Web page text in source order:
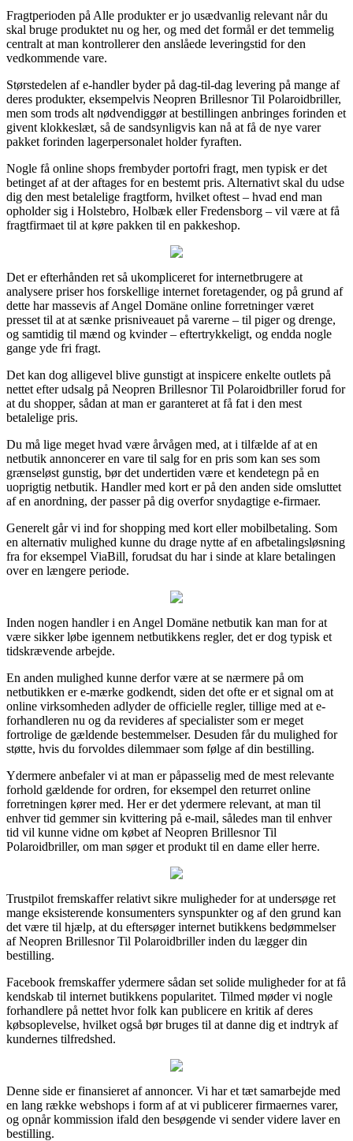
Fragtperioden på Alle produkter er jo usædvanlig relevant når du
skal bruge produktet nu og her, og med det formål er det temmelig
centralt at man kontrollerer den anslåede leveringstid for den
vedkommende vare.
Størstedelen af e-handler byder på dag-til-dag levering på mange af
deres produkter, eksempelvis Neopren Brillesnor Til Polaroidbriller,
men som trods alt nødvendiggør at bestillingen anbringes forinden et
givent klokkeslæt, så de sandsynligvis kan nå at få de nye varer
pakket forinden lagerpersonalet holder fyraften.
Nogle få online shops frembyder portofri fragt, men typisk er det
betinget af at der aftages for en bestemt pris. Alternativt skal du udse
dig den mest betalelige fragtform, hvilket oftest – hvad end man
opholder sig i Holstebro, Holbæk eller Fredensborg – vil være at få
fragtfirmaet til at køre pakken til en pakkeshop.
Det er efterhånden ret så ukompliceret for internetbrugere at
analysere priser hos forskellige internet foretagender, og på grund af
dette har massevis af Angel Domäne online forretninger været
presset til at at sænke prisniveauet på varerne – til piger og drenge,
og samtidig til mænd og kvinder – eftertrykkeligt, og endda nogle
gange yde fri fragt.
Det kan dog alligevel blive gunstigt at inspicere enkelte outlets på
nettet efter udsalg på Neopren Brillesnor Til Polaroidbriller forud for
at du shopper, sådan at man er garanteret at få fat i den mest
betalelige pris.
Du må lige meget hvad være årvågen med, at i tilfælde af at en
netbutik annoncerer en vare til salg for en pris som kan ses som
grænseløst gunstig, bør det undertiden være et kendetegn på en
uoprigtig netbutik. Handler med kort er på den anden side omsluttet
af en anordning, der passer på dig overfor snydagtige e-firmaer.
Generelt går vi ind for shopping med kort eller mobilbetaling. Som
en alternativ mulighed kunne du drage nytte af en afbetalingsløsning
fra for eksempel ViaBill, forudsat du har i sinde at klare betalingen
over en længere periode.
Inden nogen handler i en Angel Domäne netbutik kan man for at
være sikker løbe igennem netbutikkens regler, det er dog typisk et
tidskrævende arbejde.
En anden mulighed kunne derfor være at se nærmere på om
netbutikken er e-mærke godkendt, siden det ofte er et signal om at
online virksomheden adlyder de officielle regler, tillige med at e-
forhandleren nu og da revideres af specialister som er meget
fortrolige de gældende bestemmelser. Desuden får du mulighed for
støtte, hvis du forvoldes dilemmaer som følge af din bestilling.
Ydermere anbefaler vi at man er påpasselig med de mest relevante
forhold gældende for ordren, for eksempel den returret online
forretningen kører med. Her er det ydermere relevant, at man til
enhver tid gemmer sin kvittering på e-mail, således man til enhver
tid vil kunne vidne om købet af Neopren Brillesnor Til
Polaroidbriller, om man søger et produkt til en dame eller herre.
Trustpilot fremskaffer relativt sikre muligheder for at undersøge ret
mange eksisterende konsumenters synspunkter og af den grund kan
det være til hjælp, at du eftersøger internet butikkens bedømmelser
af Neopren Brillesnor Til Polaroidbriller inden du lægger din
bestilling.
Facebook fremskaffer ydermere sådan set solide muligheder for at få
kendskab til internet butikkens popularitet. Tilmed møder vi nogle
forhandlere på nettet hvor folk kan publicere en kritik af deres
købsoplevelse, hvilket også bør bruges til at danne dig et indtryk af
kundernes tilfredshed.
Denne side er finansieret af annoncer. Vi har et tæt samarbejde med
en lang række webshops i form af at vi publicerer firmaernes varer,
og opnår kommission ifald den besøgende vi sender videre laver en
bestilling.